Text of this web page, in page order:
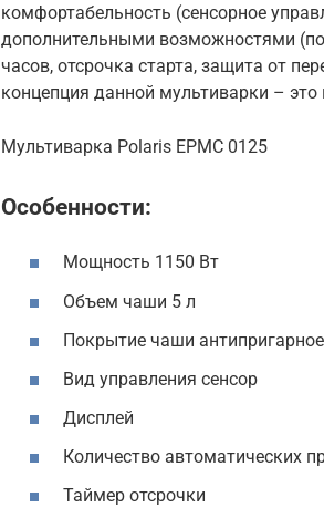
комфортабельность (сенсорное
дополнительными возможностями
часов, отсрочка старта, защита от
концепция данной мультиварки –
Мультиварка Polaris EPMC 0125
Особенности:
Мощность 1150 Вт
Объем чаши 5 л
Покрытие чаши
Вид управления сенсор
Дисплей
Количество автоматических
Таймер отсрочки